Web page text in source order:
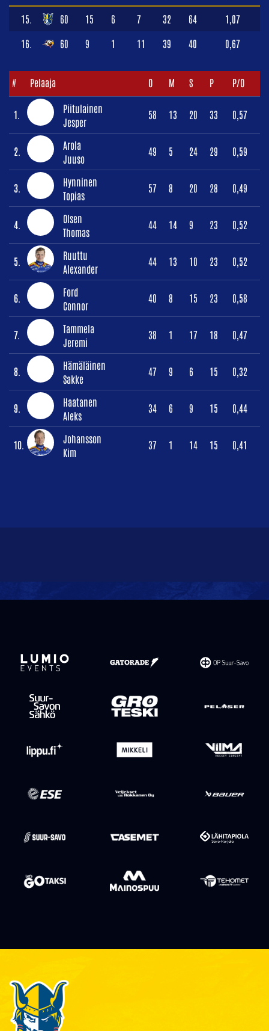
15. 60 15 6 7 32 64 1,07
16. 60 9 1 11 39 40 0,67
# Pelaaja O M S P P/O
1.
Piitulainen
Jesper
58 13 20 33 0,57
2.
Arola
Juuso
49 5 24 29 0,59
3.
Hynninen
Topias
57 8 20 28 0,49
4.
Olsen
Thomas
44 14 9 23 0,52
5.
Ruuttu
Alexander
44 13 10 23 0,52
6.
Ford
Connor
40 8 15 23 0,58
7.
Tammela
Jeremi
38 1 17 18 0,47
8.
Hämäläinen
Sakke
47 9 6 15 0,32
9.
Haatanen
Aleks
34 6 9 15 0,44
10.
Johansson
Kim
37 1 14 15 0,41